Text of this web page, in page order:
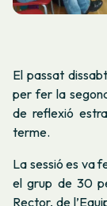
El passat
per fer la
de reflexió
terme.
La sessió es va
el grup de 30
Rector, de